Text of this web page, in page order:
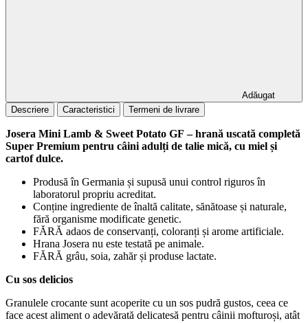
Adăugat
Descriere
Caracteristici Termeni de livrare
Josera Mini Lamb & Sweet Potato GF – hrană uscată completă
Super Premium pentru câini adulți de talie mică, cu miel și
cartof dulce.
Produsă în Germania și supusă unui control riguros în
laboratorul propriu acreditat.
Conține ingrediente de înaltă calitate, sănătoase și naturale,
fără organisme modificate genetic.
FĂRĂ adaos de conservanți, coloranți și arome artificiale.
Hrana Josera nu este testată pe animale.
FĂRĂ grâu, soia, zahăr și produse lactate.
Cu sos delicios
Granulele crocante sunt acoperite cu un sos pudră gustos, ceea ce
face acest aliment o adevărată delicatesă pentru câinii mofturoși, atât